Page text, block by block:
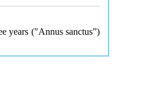
years ("Annus sanctus”)